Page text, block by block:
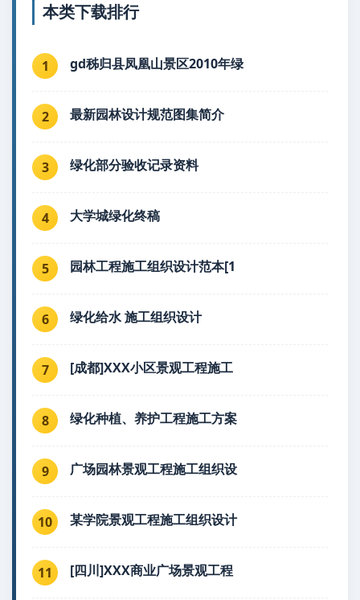
本类下载排行
1 gd秭归县凤凰山景区2010年绿
2 最新园林设计规范图集简介
3 绿化部分验收记录资料
4 大学城绿化终稿
5 园林工程施工组织设计范本[1
6 绿化给水 施工组织设计
7 [成都]XXX小区景观工程施工
8 绿化种植、养护工程施工方案
9 广场园林景观工程施工组织设
10 某学院景观工程施工组织设计
11 [四川]XXX商业广场景观工程